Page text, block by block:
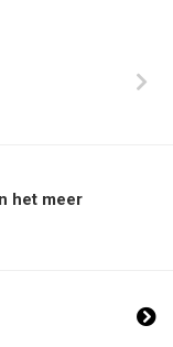
het meer